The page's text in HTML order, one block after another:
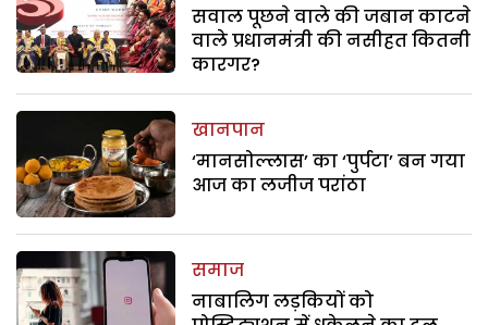
सवाल पूछने वाले की जबान काटने
वाले प्रधानमंत्री की नसीहत कितनी
कारगर?
खानपान
‘मानसोल्लास’ का ‘पुर्पटा’ बन गया
आज का लजीज परांठा
समाज
नाबालिग लड़कियों को